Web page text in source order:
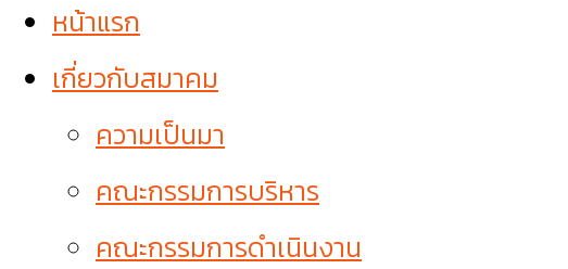
หน้าแรก
เกี่ยวกับสมาคม
ความเป็นมา
คณะกรรมการบริหาร
คณะกรรมการดำเนินงาน